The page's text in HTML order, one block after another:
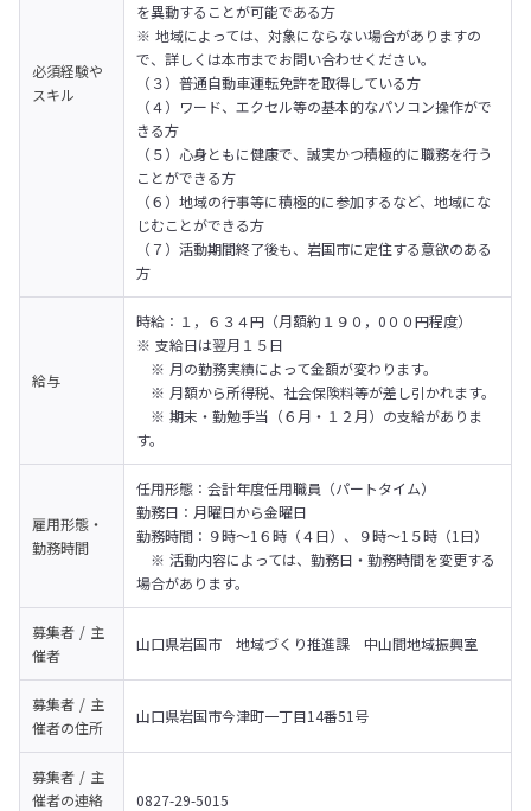
必須経験や
スキル
を異動することが可能である方
※ 地域によっては、対象にならない場合がありますの
で、詳しくは本市までお問い合わせください。
（３）普通自動車運転免許を取得している方
（４）ワード、エクセル等の基本的なパソコン操作がで
きる方
（５）心身ともに健康で、誠実かつ積極的に職務を行う
ことができる方
（６）地域の行事等に積極的に参加するなど、地域にな
じむことができる方
（７）活動期間終了後も、岩国市に定住する意欲のある
方
給与
時給：１，６３４円（月額約１９０，0００円程度）
※ 支給日は翌月１５日
※ 月の勤務実績によって金額が変わります。
※ 月額から所得税、社会保険料等が差し引かれます。
※ 期末・勤勉手当（６月・１２月）の支給がありま
す。
雇用形態・
勤務時間
任用形態：会計年度任用職員（パートタイム）
勤務日：月曜日から金曜日
勤務時間：９時～1６時（４日）、９時～1５時（1日）
※ 活動内容によっては、勤務日・勤務時間を変更する
場合があります。
募集者 / 主
催者
山口県岩国市　地域づくり推進課　中山間地域振興室
募集者 / 主
催者の住所
山口県岩国市今津町一丁目14番51号
募集者 / 主
催者の連絡
0827-29-5015